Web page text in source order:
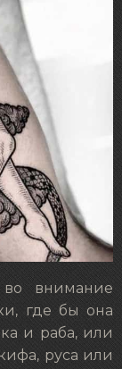
во внимание
где бы она
и раба, или
руса или